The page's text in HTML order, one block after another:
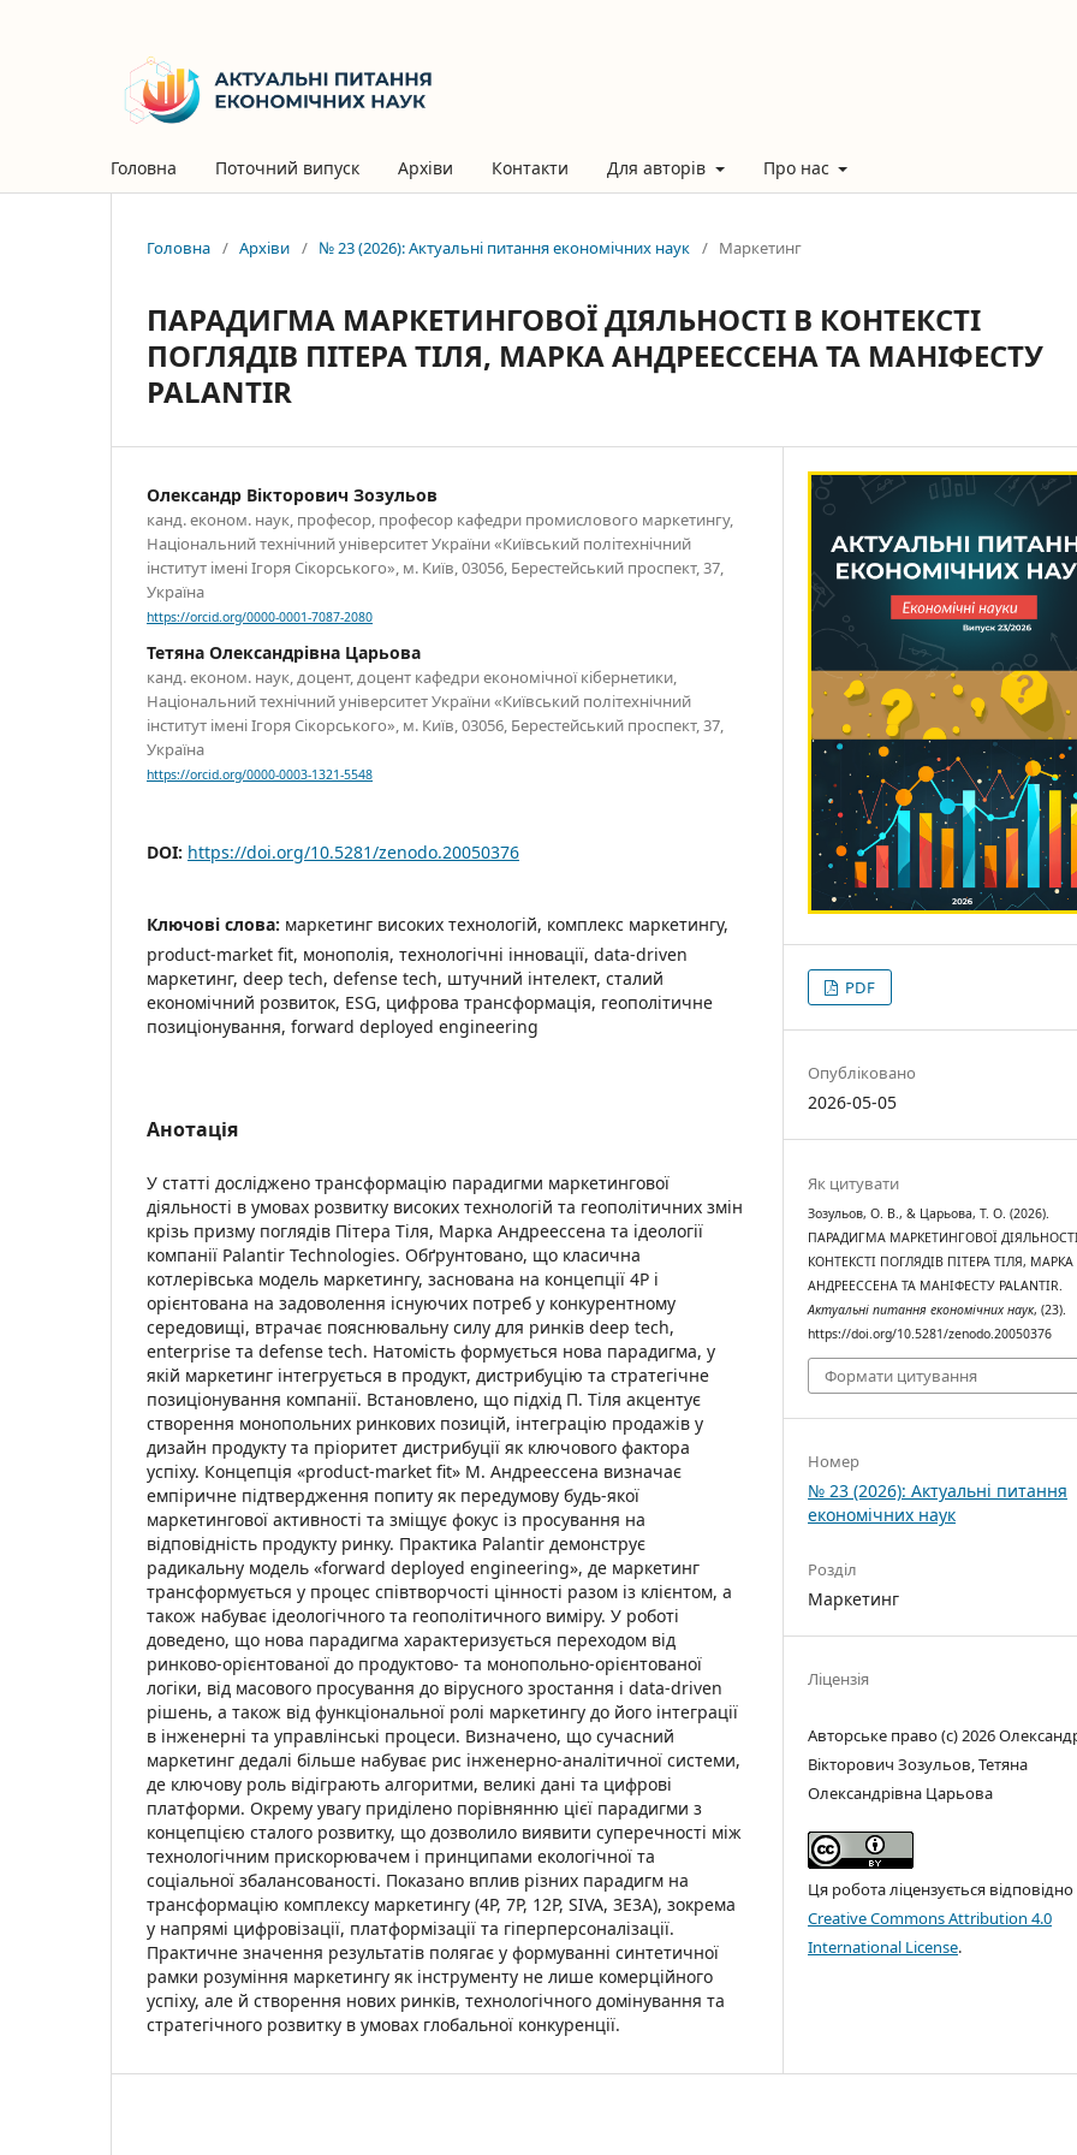
Головна Поточний випуск Архіви Контакти Для авторів Про нас
Головна / Архіви / № 23 (2026): Актуальні питання економічних наук / Маркетинг
ПАРАДИГМА МАРКЕТИНГОВОЇ ДІЯЛЬНОСТІ В КОНТЕКСТІ
ПОГЛЯДІВ ПІТЕРА ТІЛЯ, МАРКА АНДРЕЕССЕНА ТА МАНІФЕСТУ
PALANTIR
Олександр Вікторович Зозульов
канд. економ. наук, професор, професор кафедри промислового маркетингу,
Національний технічний університет України «Київський політехнічний
інститут імені Ігоря Сікорського», м. Київ, 03056, Берестейський проспект, 37,
Україна
https://orcid.org/0000-0001-7087-2080
Тетяна Олександрівна Царьова
канд. економ. наук, доцент, доцент кафедри економічної кібернетики,
Національний технічний університет України «Київський політехнічний
інститут імені Ігоря Сікорського», м. Київ, 03056, Берестейський проспект, 37,
Україна
https://orcid.org/0000-0003-1321-5548
DOI: https://doi.org/10.5281/zenodo.20050376
Ключові слова: маркетинг високих технологій, комплекс маркетингу,
product-market fit, монополія, технологічні інновації, data-driven
маркетинг, deep tech, defense tech, штучний інтелект, сталий
економічний розвиток, ESG, цифрова трансформація, геополітичне
позиціонування, forward deployed engineering
Анотація
У статті досліджено трансформацію парадигми маркетингової
діяльності в умовах розвитку високих технологій та геополітичних змін
крізь призму поглядів Пітера Тіля, Марка Андреессена та ідеології
компанії Palantir Technologies. Обґрунтовано, що класична
котлерівська модель маркетингу, заснована на концепції 4P і
орієнтована на задоволення існуючих потреб у конкурентному
середовищі, втрачає пояснювальну силу для ринків deep tech,
enterprise та defense tech. Натомість формується нова парадигма, у
якій маркетинг інтегрується в продукт, дистрибуцію та стратегічне
позиціонування компанії. Встановлено, що підхід П. Тіля акцентує
створення монопольних ринкових позицій, інтеграцію продажів у
дизайн продукту та пріоритет дистрибуції як ключового фактора
успіху. Концепція «product-market fit» М. Андреессена визначає
емпіричне підтвердження попиту як передумову будь-якої
маркетингової активності та зміщує фокус із просування на
відповідність продукту ринку. Практика Palantir демонструє
радикальну модель «forward deployed engineering», де маркетинг
трансформується у процес співтворчості цінності разом із клієнтом, а
також набуває ідеологічного та геополітичного виміру. У роботі
доведено, що нова парадигма характеризується переходом від
ринково-орієнтованої до продуктово- та монопольно-орієнтованої
логіки, від масового просування до вірусного зростання і data-driven
рішень, а також від функціональної ролі маркетингу до його інтеграції
в інженерні та управлінські процеси. Визначено, що сучасний
маркетинг дедалі більше набуває рис інженерно-аналітичної системи,
де ключову роль відіграють алгоритми, великі дані та цифрові
платформи. Окрему увагу приділено порівнянню цієї парадигми з
концепцією сталого розвитку, що дозволило виявити суперечності між
технологічним прискорювачем і принципами екологічної та
соціальної збалансованості. Показано вплив різних парадигм на
трансформацію комплексу маркетингу (4P, 7P, 12P, SIVA, 3E3A), зокрема
у напрямі цифровізації, платформізації та гіперперсоналізації.
Практичне значення результатів полягає у формуванні синтетичної
рамки розуміння маркетингу як інструменту не лише комерційного
успіху, але й створення нових ринків, технологічного домінування та
стратегічного розвитку в умовах глобальної конкуренції.
PDF
Опубліковано
2026-05-05
Як цитувати
Зозульов, О. В., & Царьова, Т. О. (2026).
ПАРАДИГМА МАРКЕТИНГОВОЇ
КОНТЕКСТІ ПОГЛЯДІВ ПІТЕРА ТІЛЯ, МАРКА
АНДРЕЕССЕНА ТА МАНІФЕСТУ PALANTIR.
Актуальні питання економічних наук, (23).
https://doi.org/10.5281/zenodo.20050376
Формати цитування
Номер
№ 23 (2026): Актуальні питання
економічних наук
Розділ
Маркетинг
Ліцензія
Авторське право (c) 2026
Вікторович Зозульов, Тетяна
Олександрівна Царьова
Ця робота ліцензується
Creative Commons Attribution 4.0
International License.